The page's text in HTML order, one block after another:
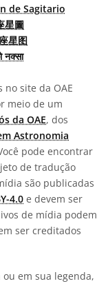
de Sagitario
星圖
星图
नक्सा
site da OAE
meio de um
da OAE, dos
Astronomia
pode encontrar
de tradução
são publicadas
4.0 e devem ser
de mídia podem
ser creditados
em sua legenda,